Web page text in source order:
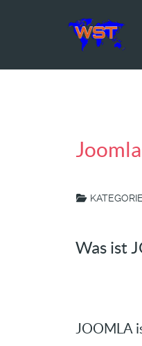
Joomla
Was ist
JOOMLA